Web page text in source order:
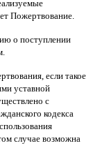
Пожертвование
о поступлении
если такое
уставной
с
кодекса
случае возможна